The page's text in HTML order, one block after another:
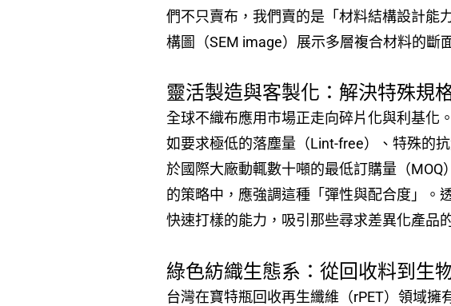
們不只賣布，我們賣的是「材料結構設計能
構圖（SEM image）展示多層複合材料的斷
靈活製造與客製化：解決特殊規
全球不織布應用市場正走向碎片化與利基化
如要求極低的落塵量（Lint-free）、特殊的
於國際大廠動輒數十噸的最低訂購量（
的策略中，應強調這種「彈性與配合度」。
快速打樣的能力，吸引那些尋求差異化產品
綠色紡織生態系：從回收料到生
台灣在寶特瓶回收再生纖維（rPET）領域